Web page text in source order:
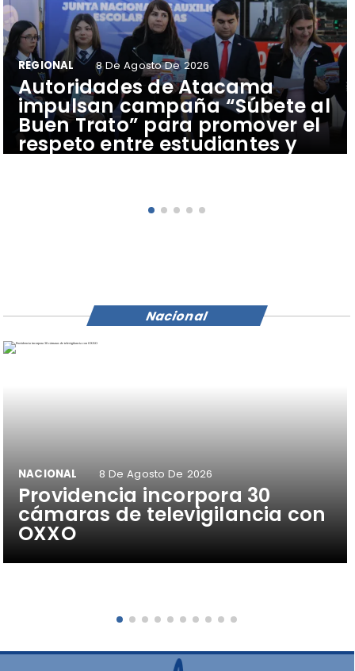
Autoridades de Atacama
impulsan campaña “Súbete al
Buen Trato” para promover el
respeto entre estudiantes y
conductores del transporte
REGIONAL 8 De Agosto De 2026
Providencia incorpora 30
cámaras de televigilancia con
OXXO
NACIONAL 8 De Agosto De 2026
Nacional